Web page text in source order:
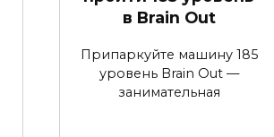
в Brain Out
Припаркуйте машину 185
уровень Brain Out —
занимательная